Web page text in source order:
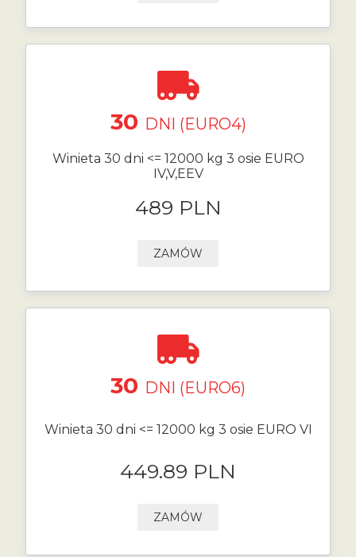
30 DNI (EURO4)
Winieta 30 dni <= 12000 kg 3 osie EURO
IV,V,EEV
489 PLN
ZAMÓW
30 DNI (EURO6)
Winieta 30 dni <= 12000 kg 3 osie EURO VI
449.89 PLN
ZAMÓW